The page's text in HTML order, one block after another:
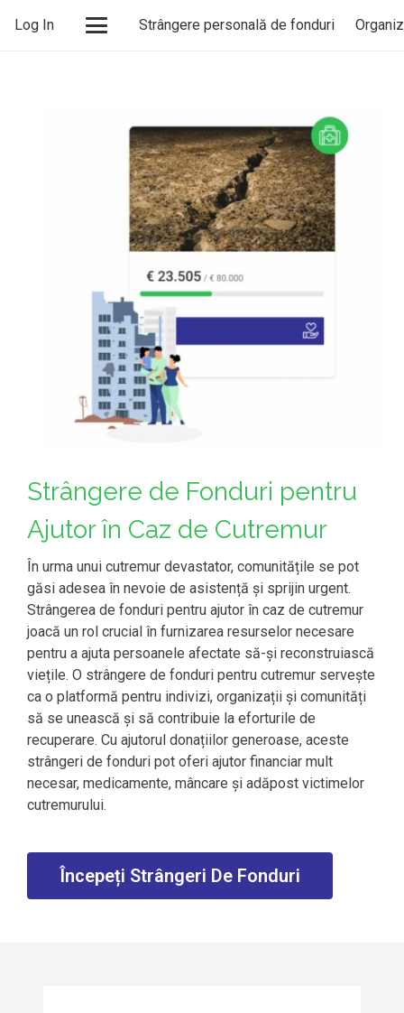
Log In Strângere personală de fonduri
Strângere de Fonduri pentru
Ajutor în Caz de Cutremur
În urma unui cutremur devastator, comunitățile se pot
găsi adesea în nevoie de asistență și sprijin urgent.
Strângerea de fonduri pentru ajutor în caz de cutremur
joacă un rol crucial în furnizarea resurselor necesare
pentru a ajuta persoanele afectate să-și reconstruiască
viețile. O strângere de fonduri pentru cutremur servește
ca o platformă pentru indivizi, organizații și comunități
să se unească și să contribuie la eforturile de
recuperare. Cu ajutorul donațiilor generoase, aceste
strângeri de fonduri pot oferi ajutor financiar mult
necesar, medicamente, mâncare și adăpost victimelor
cutremurului.
Începeți Strângeri De Fonduri